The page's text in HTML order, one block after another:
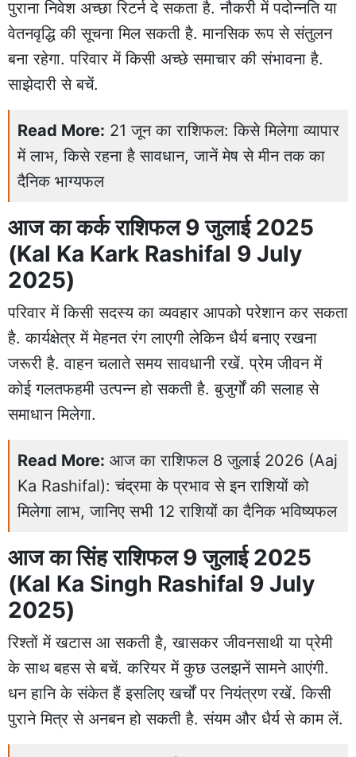
पुराना निवेश अच्छा रिटर्न दे सकता है. नौकरी में पदोन्नति या
वेतनवृद्धि की सूचना मिल सकती है. मानसिक रूप से संतुलन
बना रहेगा. परिवार में किसी अच्छे समाचार की संभावना है.
साझेदारी से बचें.
Read More: 21 जून का राशिफल: किसे मिलेगा व्यापार
में लाभ, किसे रहना है सावधान, जानें मेष से मीन तक का
दैनिक भाग्यफल
आज का कर्क राशिफल 9 जुलाई 2025
(Kal Ka Kark Rashifal 9 July
2025)
परिवार में किसी सदस्य का व्यवहार आपको परेशान कर सकता
है. कार्यक्षेत्र में मेहनत रंग लाएगी लेकिन धैर्य बनाए रखना
जरूरी है. वाहन चलाते समय सावधानी रखें. प्रेम जीवन में
कोई गलतफहमी उत्पन्न हो सकती है. बुजुर्गों की सलाह से
समाधान मिलेगा.
Read More: आज का राशिफल 8 जुलाई 2026 (Aaj
Ka Rashifal): चंद्रमा के प्रभाव से इन राशियों को
मिलेगा लाभ, जानिए सभी 12 राशियों का दैनिक भविष्यफल
आज का सिंह राशिफल 9 जुलाई 2025
(Kal Ka Singh Rashifal 9 July
2025)
रिश्तों में खटास आ सकती है, खासकर जीवनसाथी या प्रेमी
के साथ बहस से बचें. करियर में कुछ उलझनें सामने आएंगी.
धन हानि के संकेत हैं इसलिए खर्चों पर नियंत्रण रखें. किसी
पुराने मित्र से अनबन हो सकती है. संयम और धैर्य से काम लें.